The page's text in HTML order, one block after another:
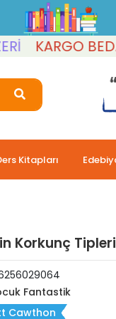
KARGO BEDAVA
Kitapları
Korkunç
Fantastik
Cawthon